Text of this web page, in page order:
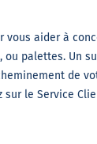
vous aider à
ou palettes. Un
de
le Service